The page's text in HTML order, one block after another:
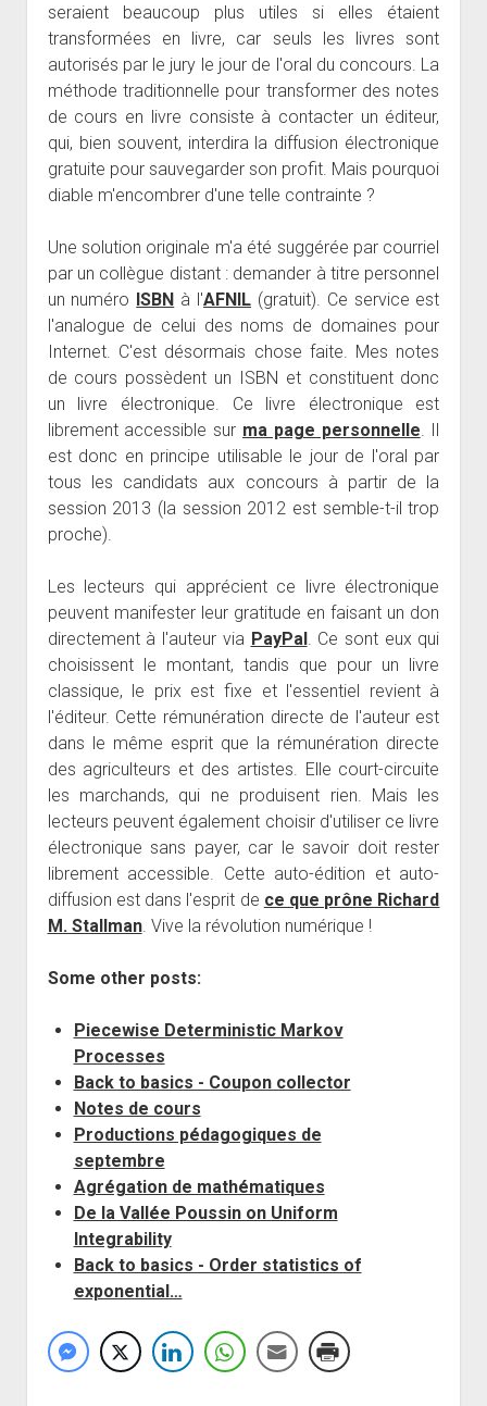
seraient beaucoup plus utiles si elles étaient
transformées en livre, car seuls les livres sont
autorisés par le jury le jour de l'oral du concours. La
méthode traditionnelle pour transformer des notes
de cours en livre consiste à contacter un éditeur,
qui, bien souvent, interdira la diffusion électronique
gratuite pour sauvegarder son profit. Mais pourquoi
diable m'encombrer d'une telle contrainte ?
Une solution originale m'a été suggérée par courriel
par un collègue distant : demander à titre personnel
un numéro ISBN à l'AFNIL (gratuit). Ce service est
l'analogue de celui des noms de domaines pour
Internet. C'est désormais chose faite. Mes notes
de cours possèdent un ISBN et constituent donc
un livre électronique. Ce livre électronique est
librement accessible sur ma page personnelle. Il
est donc en principe utilisable le jour de l'oral par
tous les candidats aux concours à partir de la
session 2013 (la session 2012 est semble-t-il trop
proche).
Les lecteurs qui apprécient ce livre électronique
peuvent manifester leur gratitude en faisant un don
directement à l'auteur via PayPal. Ce sont eux qui
choisissent le montant, tandis que pour un livre
classique, le prix est fixe et l'essentiel revient à
l'éditeur. Cette rémunération directe de l'auteur est
dans le même esprit que la rémunération directe
des agriculteurs et des artistes. Elle court-circuite
les marchands, qui ne produisent rien. Mais les
lecteurs peuvent également choisir d'utiliser ce livre
électronique sans payer, car le savoir doit rester
librement accessible. Cette auto-édition et auto-
diffusion est dans l'esprit de ce que prône Richard
M. Stallman. Vive la révolution numérique !
Some other posts:
Piecewise Deterministic Markov
Processes
Back to basics - Coupon collector
Notes de cours
Productions pédagogiques de
septembre
Agrégation de mathématiques
De la Vallée Poussin on Uniform
Integrability
Back to basics - Order statistics of
exponential…